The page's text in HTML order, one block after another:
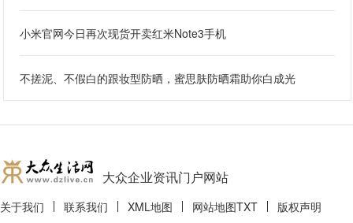
小米官网今日再次现货开卖红米Note3手机
不搓泥、不假白的跟妆型防晒，蜜思肤防晒霜助你白成光
大众企业资讯门户网站
关于我们 联系我们 XML地图 网站地图TXT 版权声明